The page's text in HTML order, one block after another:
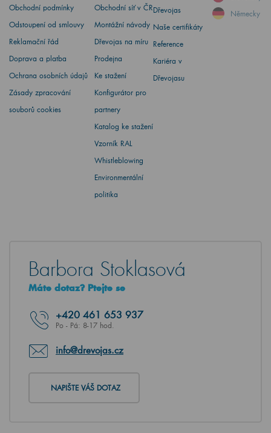
Obchodní podmínky
Odstoupení od smlouvy
Reklamační řád
Doprava a platba
Ochrana osobních údajů
Zásady zpracování
souborů cookies
Obchodní síť v ČR
Montážní návody
Dřevojas na míru
Prodejna
Ke stažení
Konfigurátor pro
partnery
Katalog ke stažení
Vzorník RAL
Whistleblowing
Environmentální
politika
Dřevojas
Naše certifikáty
Reference
Kariéra v
Dřevojasu
Německy
Barbora Stoklasová
Máte dotaz? Ptejte se
+420 461 653 937
Po - Pá: 8-17 hod.
info@drevojas.cz
NAPIŠTE VÁŠ DOTAZ